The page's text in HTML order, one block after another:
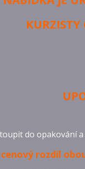
do opakování
rozdíl